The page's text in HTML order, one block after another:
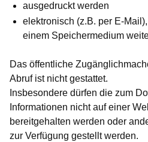
ausgedruckt werden
elektronisch (z.B. per E-
einem Speichermedium
Das öffentliche
Abruf ist nicht gestattet.
Insbesondere dürfen die zum
Informationen nicht auf einer
bereitgehalten werden oder
zur Verfügung gestellt werden.